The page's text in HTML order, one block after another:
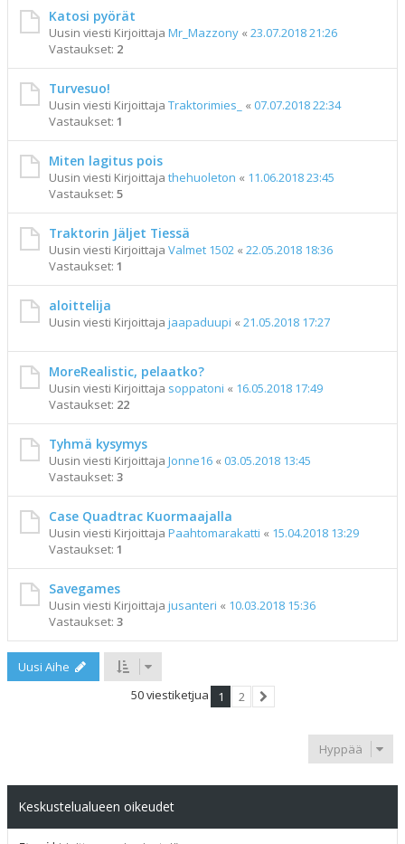
Katosi pyörät
Uusin viesti Kirjoittaja Mr_Mazzony « 23.07.2018 21:26
Vastaukset: 2
Turvesuo!
Uusin viesti Kirjoittaja Traktorimies_ « 07.07.2018 22:34
Vastaukset: 1
Miten lagitus pois
Uusin viesti Kirjoittaja thehuoleton « 11.06.2018 23:45
Vastaukset: 5
Traktorin Jäljet Tiessä
Uusin viesti Kirjoittaja Valmet 1502 « 22.05.2018 18:36
Vastaukset: 1
aloittelija
Uusin viesti Kirjoittaja jaapaduupi « 21.05.2018 17:27
MoreRealistic, pelaatko?
Uusin viesti Kirjoittaja soppatoni « 16.05.2018 17:49
Vastaukset: 22
Tyhmä kysymys
Uusin viesti Kirjoittaja Jonne16 « 03.05.2018 13:45
Vastaukset: 3
Case Quadtrac Kuormaajalla
Uusin viesti Kirjoittaja Paahtomarakatti « 15.04.2018 13:29
Vastaukset: 1
Savegames
Uusin viesti Kirjoittaja jusanteri « 10.03.2018 15:36
Vastaukset: 3
Uusi Aihe
50 viestiketjua
1
2
Hyppää
Keskustelualueen oikeudet